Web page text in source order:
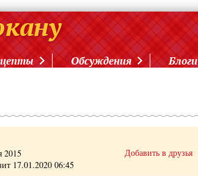
Обсуждения Блоги
2015
17.01.2020 06:45
Добавить в друзья